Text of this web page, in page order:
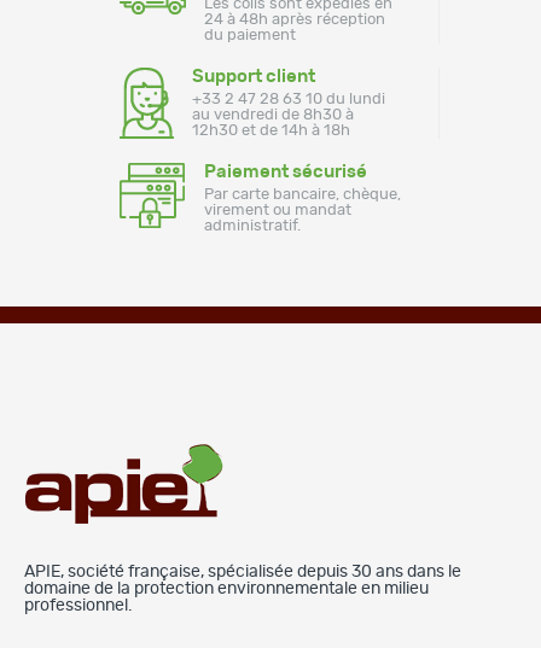
Les colis sont expédiés en
24 à 48h après réception
du paiement
Support client
+33 2 47 28 63 10 du lundi
au vendredi de 8h30 à
12h30 et de 14h à 18h
Paiement sécurisé
Par carte bancaire, chèque,
virement ou mandat
administratif.
APIE, société française, spécialisée depuis 30 ans dans le
domaine de la protection environnementale en milieu
professionnel.